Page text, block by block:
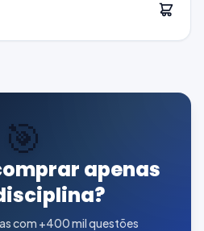
🎯
apenas
com +400 mil questões